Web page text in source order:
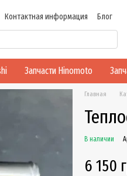
Контактная информация
Блог
Запчасти Hinomoto
Главная
В наличии
6 150